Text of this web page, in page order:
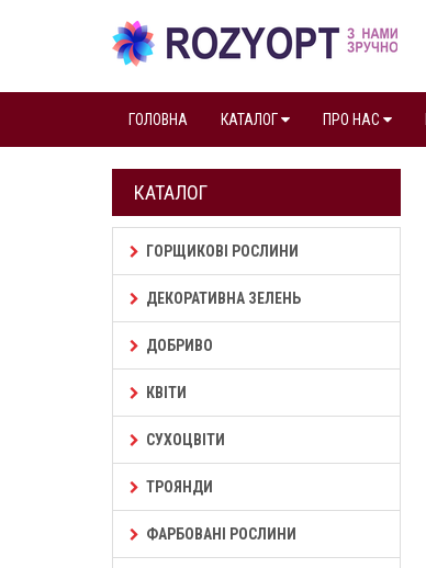
ГОЛОВНА КАТАЛОГ ПРО НАС
КАТАЛОГ
ГОРЩИКОВІ РОСЛИНИ
ДЕКОРАТИВНА ЗЕЛЕНЬ
ДОБРИВО
КВІТИ
СУХОЦВІТИ
ТРОЯНДИ
ФАРБОВАНІ РОСЛИНИ